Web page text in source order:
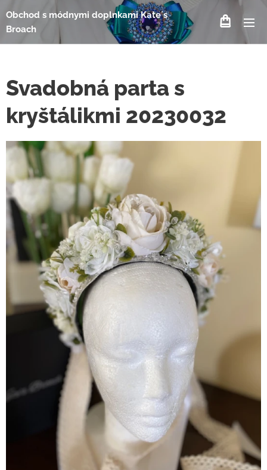
Obchod s módnymi doplnkami Kate´s
Broach
Svadobná parta s
kryštálikmi 20230032